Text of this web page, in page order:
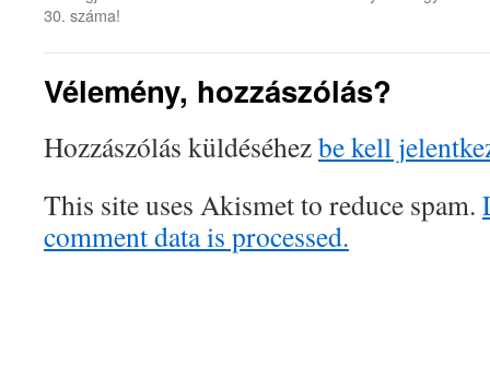
30. száma!
Vélemény, hozzászólás?
Hozzászólás küldéséhezbe kell
This site uses Akismet to reduce spam.
comment data is processed.